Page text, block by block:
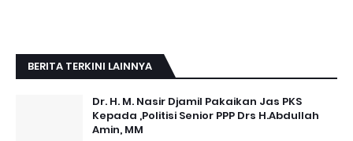
BERITA TERKINI LAINNYA
Dr. H. M. Nasir Djamil Pakaikan Jas PKS
Kepada ,Politisi Senior PPP Drs H.Abdullah
Amin, MM